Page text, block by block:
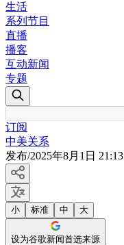
生活
系列节目
直播
播客
互动新闻
专题
订阅
中美关系
发布/2025年8月1日 21:13
小 标准 中 大
设为谷歌新闻首选来源